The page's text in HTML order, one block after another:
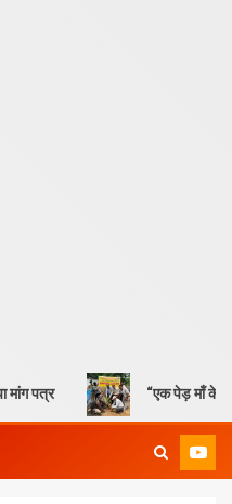
“एक पेड़ माँ के नाम” – सेण्ट